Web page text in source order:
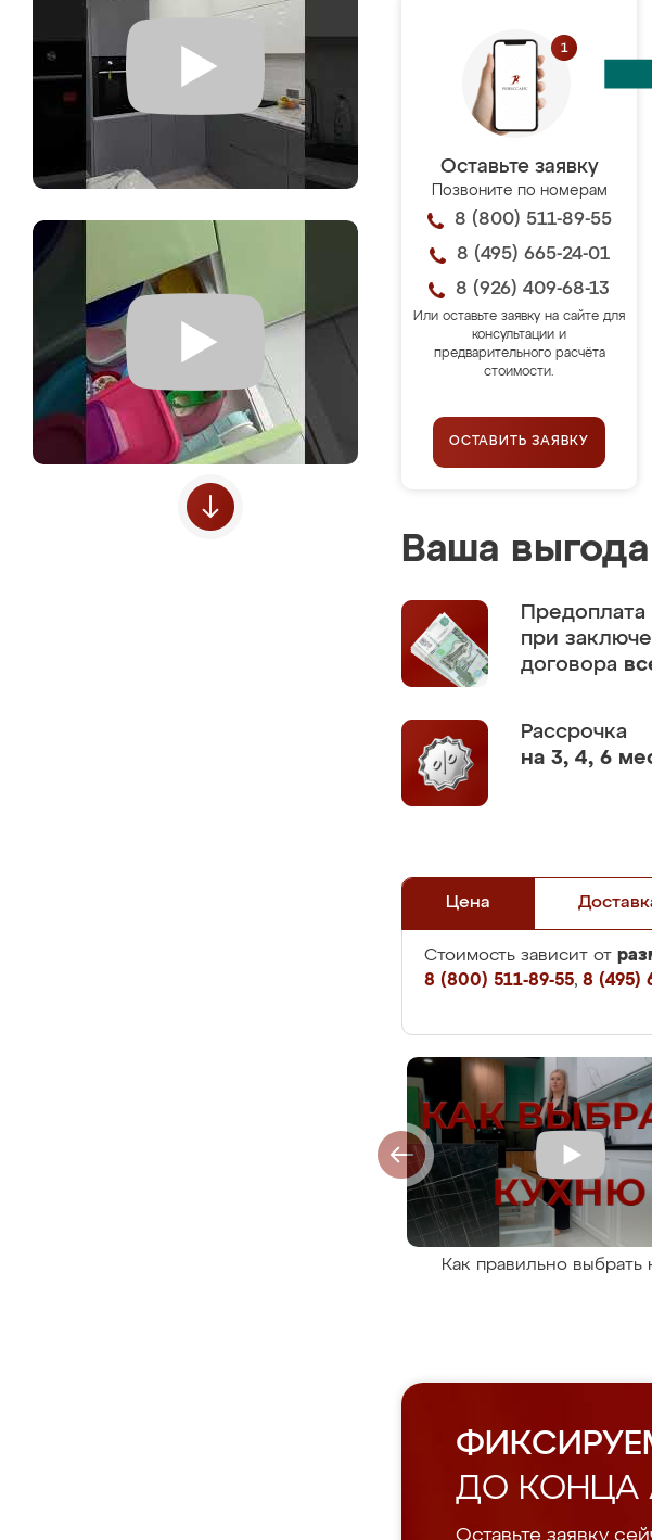
Оставьте заявку
Позвоните по номерам
8 (800) 511-89-55
8 (495) 665-24-01
8 (926) 409-68-13
Или оставьте заявку на сайте для
консультации и
предварительного расчёта
стоимости.
ОСТАВИТЬ ЗАЯВКУ
Ваша
Предоплата
при
договора
Рассрочка
на 3, 4, 6
Цена
Стоимость зависит от
8 (800) 511-89-55, 8 (495)
Как правильно выбрать
ДО КОНЦА
Оставьте заявку